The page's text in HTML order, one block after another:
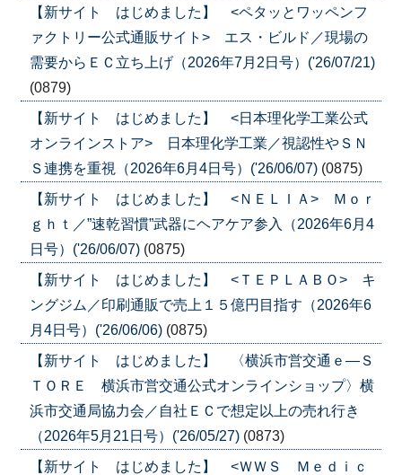
【新サイト はじめました】 <ペタッとワッペンフ
ァクトリー公式通販サイト> エス・ビルド／現場の
需要からＥＣ立ち上げ（2026年7月2日号）('26/07/21)
(0879)
【新サイト はじめました】 <日本理化学工業公式
オンラインストア> 日本理化学工業／視認性やＳＮ
Ｓ連携を重視（2026年6月4日号）('26/06/07) (0875)
【新サイト はじめました】 <ＮＥＬＩＡ> Ｍｏｒ
ｇｈｔ／”速乾習慣”武器にヘアケア参入（2026年6月4
日号）('26/06/07) (0875)
【新サイト はじめました】 <ＴＥＰＬＡＢＯ> キ
ングジム／印刷通販で売上１５億円目指す（2026年6
月4日号）('26/06/06) (0875)
【新サイト はじめました】 〈横浜市営交通ｅ―Ｓ
ＴＯＲＥ 横浜市営交通公式オンラインショップ〉横
浜市交通局協力会／自社ＥＣで想定以上の売れ行き
（2026年5月21日号）('26/05/27) (0873)
【新サイト はじめました】 <ＷＷＳ Ｍｅｄｉｃ